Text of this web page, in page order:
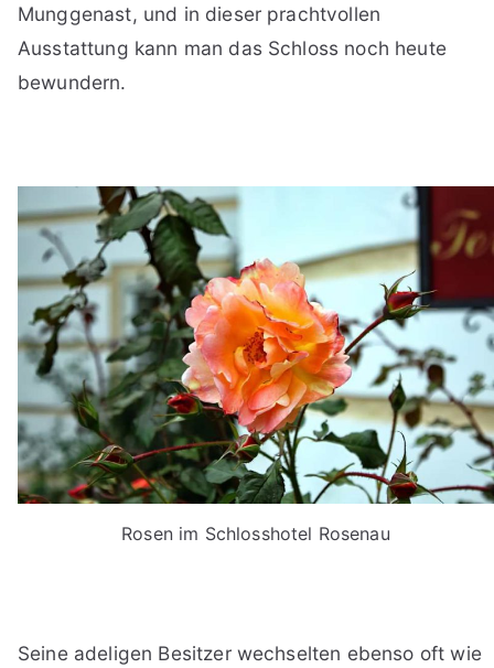
Munggenast, und in dieser prachtvollen
Ausstattung kann man das Schloss noch heute
bewundern.
Rosen im Schlosshotel Rosenau
Seine adeligen Besitzer wechselten ebenso oft wie